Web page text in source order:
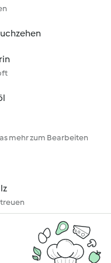
mehr zum Bearbeiten